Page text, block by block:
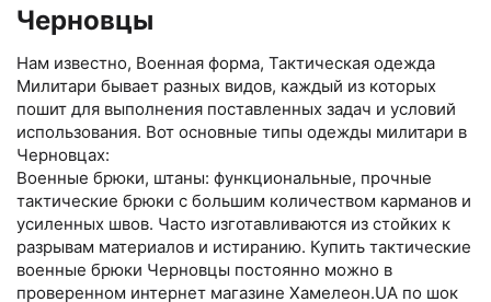
Черновцы
Нам известно, Военная форма, Тактическая одежда
Милитари бывает разных видов, каждый из которых
пошит для выполнения поставленных задач и условий
использования. Вот основные типы одежды милитари в
Черновцах:
Военные брюки, штаны: функциональные, прочные
тактические брюки с большим количеством карманов и
усиленных швов. Часто изготавливаются из стойких к
разрывам материалов и истиранию. Купить тактические
военные брюки Черновцы постоянно можно в
проверенном интернет магазине Хамелеон.UA по шок